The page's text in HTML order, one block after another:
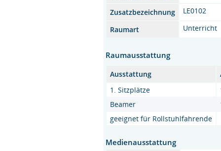
Zusatzbezeichnung
LE0102
Raumart
Unterricht
Raumausstattung
Ausstattung
1. Sitzplätze
Beamer
geeignet für Rollstuhlfahrende
Medienausstattung